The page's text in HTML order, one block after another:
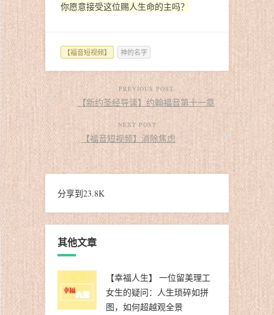
你愿意接受这位赐人生命的主吗？
【福音短视频】 神的名字
PREVIOUS POST
【新约圣经导读】约翰福音第十一章
NEXT POST
【福音短视频】消除焦虑
分享到23.8K
其他文章
【幸福人生】 一位留美理工
女生的疑问：人生琐碎如拼
图，如何超越观全景